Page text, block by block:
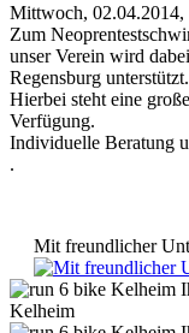
Mittwoch,
Zum
unser Verein wird
Regensburg unterstützt.
Hierbei steht eine
Verfügung.
Individuelle Beratung
.
Mit freundlicher